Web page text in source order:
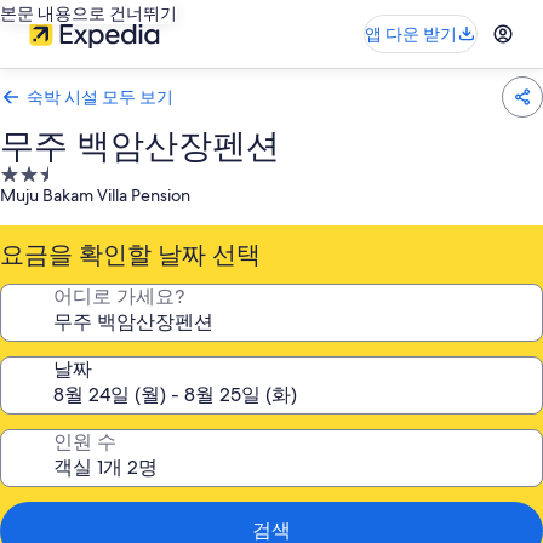
본문 내용으로 건너뛰기
앱 다운 받기
숙박 시설 모두 보기
무주 백암산장펜션
2.5
성
급
숙
박
설
Muju Bakam Villa Pension
요금을 확인할 날짜 선택
어디로 가세요?
날짜
인원 수
검색